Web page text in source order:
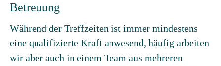
Betreuung
Während der Treffzeiten ist immer mindestens
eine qualifizierte Kraft anwesend, häufig arbeiten
wir aber auch in einem Team aus mehreren